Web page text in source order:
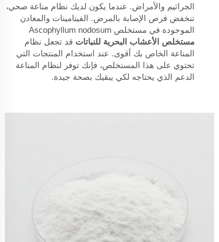
الجراثيم والأمراض. عندما يكون لديك نظام مناعة صحي،
تنخفض فرص الإصابة بالمرض. الفيتامينات والمعادن
الموجودة في مستخلص Ascophyllum nodosum
مستخلص الأعشاب البحرية للنباتات قد تجعل نظام
المناعة الخاص بك أقوى. عند استخدام المنتجات التي
تحتوي على هذا المستخلص، فإنك توفر لنظام المناعة
الدعم الذي يحتاجه لكي يبقيك بصحة جيدة.